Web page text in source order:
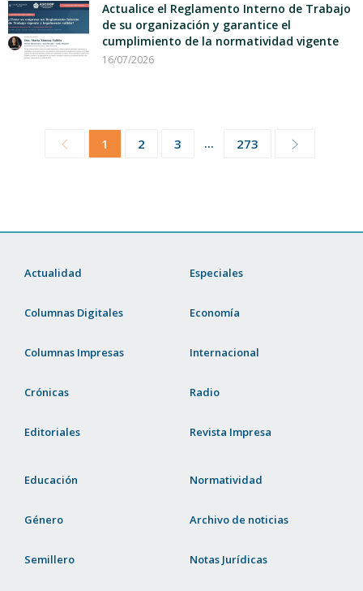
Actualice el Reglamento Interno de Trabajo
de su organización y garantice el
cumplimiento de la normatividad vigente
16/07/2026
1 2 3 ... 273
Actualidad
Columnas Digitales
Columnas Impresas
Crónicas
Editoriales
Especiales
Economía
Internacional
Radio
Revista Impresa
Educación
Género
Semillero
Normatividad
Archivo de noticias
Notas Jurídicas